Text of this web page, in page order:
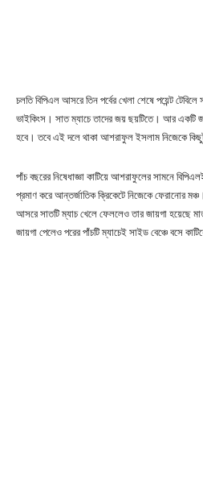
চলতি বিপিএল আসরে তিন পর্বের খেলা শেষে পয়েন্ট
ভাইকিংস। সাত ম্যাচে তাদের জয় ছয়টিতে। আর একটি
হবে। তবে এই দলে থাকা আশরাফুল ইসলাম নিজেকে
পাঁচ বছরের নিষেধাজ্ঞা কাটিয়ে আশরাফুলের সামনে
প্রমাণ করে আন্তর্জাতিক ক্রিকেটে নিজেকে ফেরানোর
আসরে সাতটি ম্যাচ খেলে ফেললেও তার জায়গা হয়েছে
জায়গা পেলেও পরের পাঁচটি ম্যাচেই সাইড বেঞ্চে বসে